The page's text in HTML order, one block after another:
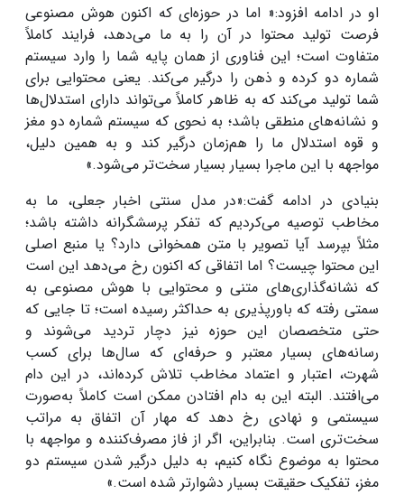
او در ادامه افزود:« اما در حوزه‌ای که اکنون هوش مصنوعی
فرصت تولید محتوا در آن را به ما می‌دهد، فرایند کاملاً
متفاوت است؛ این فناوری از همان پایه شما را وارد سیستم
شماره دو کرده و ذهن را درگیر می‌کند. یعنی محتوایی برای
شما تولید می‌کند که به ظاهر کاملاً می‌تواند دارای استدلال‌ها
و نشانه‌های منطقی باشد؛ به نحوی که سیستم شماره دو مغز
و قوه استدلال ما را هم‌زمان درگیر کند و به همین دلیل،
مواجهه با این ماجرا بسیار بسیار سخت‌تر می‌شود.»
بنیادی در ادامه گفت:«در مدل سنتی اخبار جعلی، ما به
مخاطب توصیه می‌کردیم که تفکر پرسشگرانه داشته باشد؛
مثلاً بپرسد آیا تصویر با متن همخوانی دارد؟ یا منبع اصلی
این محتوا چیست؟ اما اتفاقی که اکنون رخ می‌دهد این است
که نشانه‌گذاری‌های متنی و محتوایی با هوش مصنوعی به
سمتی رفته که باورپذیری به حداکثر رسیده است؛ تا جایی که
حتی متخصصان این حوزه نیز دچار تردید می‌شوند و
رسانه‌های بسیار معتبر و حرفه‌ای که سال‌ها برای کسب
شهرت، اعتبار و اعتماد مخاطب تلاش کرده‌اند، در این دام
می‌افتند. البته این به دام افتادن ممکن است کاملاً به‌صورت
سیستمی و نهادی رخ دهد که مهار آن اتفاق به مراتب
سخت‌تری است. بنابراین، اگر از فاز مصرف‌کننده و مواجهه با
محتوا به موضوع نگاه کنیم، به دلیل درگیر شدن سیستم دو
مغز، تفکیک حقیقت بسیار دشوارتر شده است.»